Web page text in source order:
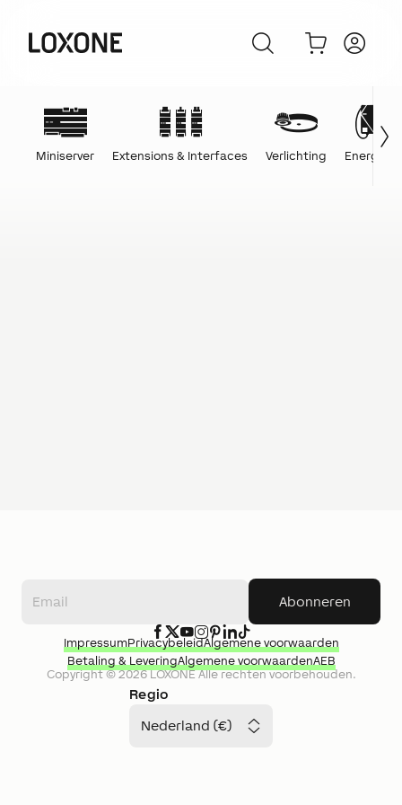
Miniserver Extensions & Interfaces Verlichting Energie
Abonneren
Regio
Nederland (€)
Copyright ©2026LOXONEAlle rechten voorbehouden.
ImpressumPrivacybeleidAlgemene voorwaarden
Betaling & LeveringAlgemene voorwaardenAEB